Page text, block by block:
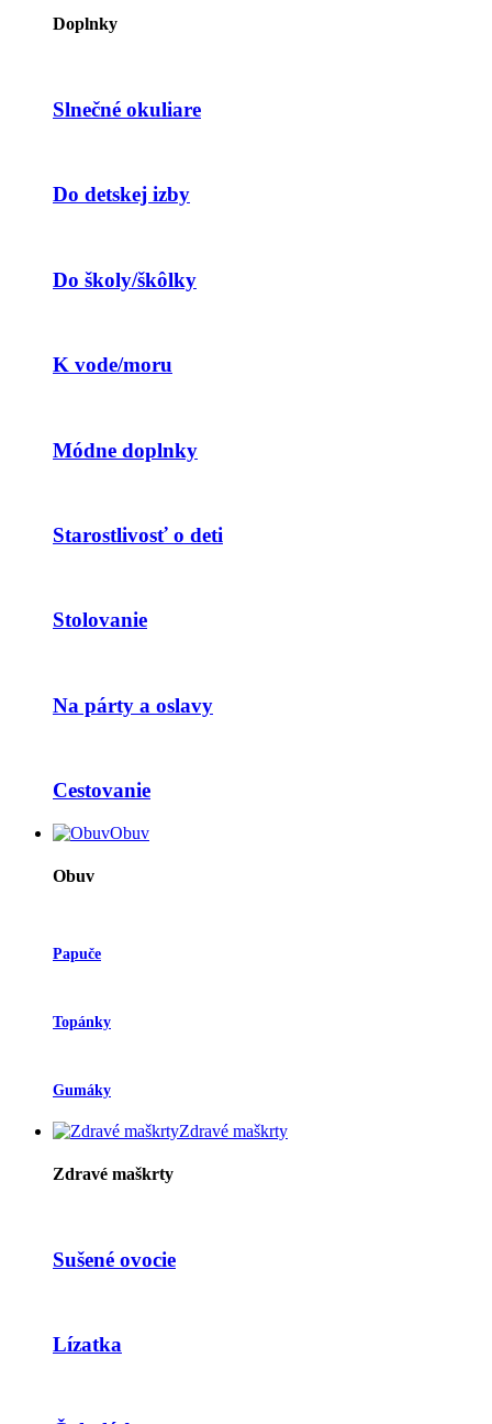
Doplnky
Slnečné okuliare
Do detskej izby
Do školy/škôlky
K vode/moru
Módne doplnky
Starostlivosť o deti
Stolovanie
Na párty a oslavy
Cestovanie
Obuv
Obuv
Papuče
Topánky
Gumáky
Zdravé maškrty
Zdravé maškrty
Sušené ovocie
Lízatka